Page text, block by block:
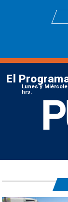
El
Lunes y
hrs.